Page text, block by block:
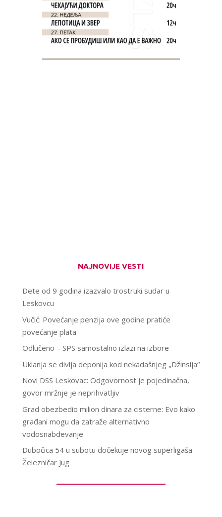
NAJNOVIJE VESTI
Dete od 9 godina izazvalo trostruki sudar u
Leskovcu
Vučić: Povećanje penzija ove godine pratiće
povećanje plata
Odlučeno – SPS samostalno izlazi na izbore
Uklanja se divlja deponija kod nekadašnjeg „Džinsija“
Novi DSS Leskovac: Odgovornost je pojedinačna,
govor mržnje je neprihvatljiv
Grad obezbedio milion dinara za cisterne: Evo kako
građani mogu da zatraže alternativno
vodosnabdevanje
Dubočica 54 u subotu dočekuje novog superligaša
Železničar Jug